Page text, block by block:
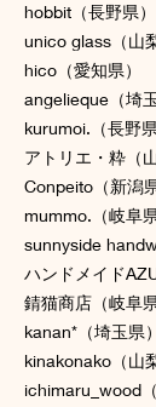
hobbit（長野県）
unico glass（山
hico（愛知県）
angelieque（埼玉
kurumoi.（長野県
アトリエ・粋（
Conpeito（新潟県
mummo.（岐阜県
sunnyside
ハンドメイド
錆猫商店（岐阜県
kanan*（埼玉県）
kinakonako（山
ichimaru_wood（